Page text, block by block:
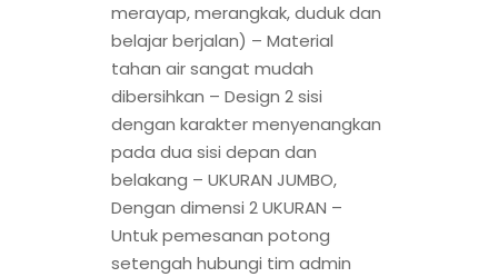
merayap, merangkak, duduk dan
belajar berjalan) – Material
tahan air sangat mudah
dibersihkan – Design 2 sisi
dengan karakter menyenangkan
pada dua sisi depan dan
belakang – UKURAN JUMBO,
Dengan dimensi 2 UKURAN –
Untuk pemesanan potong
setengah hubungi tim admin